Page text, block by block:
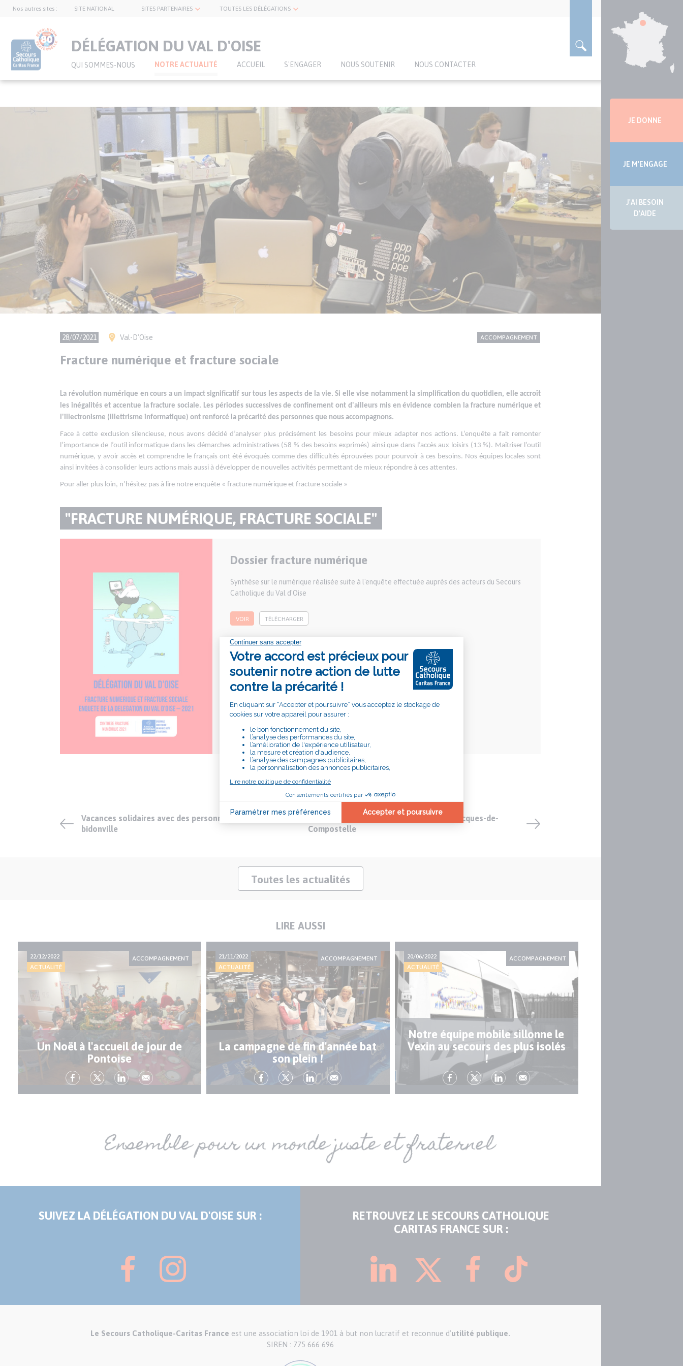
Nos autres sites : SITE NATIONAL SITES PARTENAIRES TOUTES LES DÉLÉGATIONS
DÉLÉGATION DU VAL D'OISE
QUI SOMMES-NOUS NOTRE ACTUALITÉ ACCUEIL S'ENGAGER NOUS SOUTENIR NOUS CONTACTER
28/07/2021 Ville(s)
Val-D'Oise
CONTENU
Thème
ACCOMPAGNEMENT
Fracture numérique et fracture sociale
Paragraphes
de
contenu
Texte
La révolution numérique en cours a un impact significatif sur tous les aspects de la vie. Si elle vise notamment la simplification du quotidien, elle accroît
les inégalités et accentue la fracture sociale. Les périodes successives de confinement ont d'ailleurs mis en évidence combien la fracture numérique et
l'illectronisme (illettrisme informatique) ont renforcé la précarité des personnes que nous accompagnons.
Face à cette exclusion silencieuse, nous avons décidé d’analyser plus précisément les besoins pour mieux adapter nos actions. L’enquête a fait remonter
l’importance de l’outil informatique dans les démarches administratives (58 % des besoins exprimés) ainsi que dans l’accès aux loisirs (13 %). Maîtriser l’outil
numérique, y avoir accès et comprendre le français ont été évoqués comme des difficultés éprouvées pour pourvoir à ces besoins. Nos équipes locales sont
ainsi invitées à consolider leurs actions mais aussi à développer de nouvelles activités permettant de mieux répondre à ces attentes.
Pour aller plus loin, n’hésitez pas à lire notre enquête « fracture numérique et fracture sociale »
TITRE
DU
"FRACTURE NUMÉRIQUE, FRACTURE SOCIALE"
Publication
Dossier fracture numérique
Description
Synthèse sur le numérique réalisée suite à l'enquête effectuée auprès des acteurs du Secours
Catholique du Val d'Oise
VOIR TÉLÉCHARGER
Vacances solidaires avec des personnes vivant dans un
bidonville
Marche solidaire sur les chemins de St-Jacques-de-
Compostelle
Toutes les actualités
LIRE AUSSI
22/12/2022
ACTUALITÉ
ACCOMPAGNEMENT
Un Noël à l'accueil de jour de
Pontoise
21/11/2022
ACTUALITÉ
ACCOMPAGNEMENT
La campagne de fin d'année bat
son plein !
20/06/2022
ACTUALITÉ
ACCOMPAGNEMENT
Notre équipe mobile sillonne le
Vexin au secours des plus isolés
!
Menu
latéraleJE DONNE
JE M'ENGAGE
J'AI BESOIN
D'AIDE
SUIVEZ LA DÉLÉGATION DU VAL D'OISE SUR :
RETROUVEZ LE SECOURS CATHOLIQUE
CARITAS FRANCE SUR :
Le Secours Catholique-Caritas France est une association loi de 1901 à but non lucratif et reconnue d’utilité publique.
SIREN : 775 666 696